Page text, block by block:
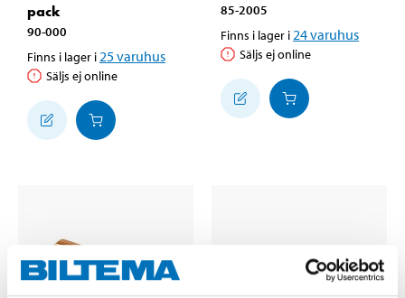
pack
90-000
Finns i lager i 25varuhus
Säljs ej online
85-2005
Finns i lager i 24varuhus
Säljs ej online